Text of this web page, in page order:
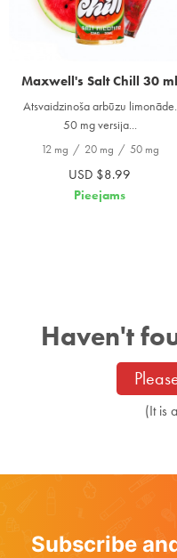
Maxwell's Salt Chill 30 ml
Atsvaidzinoša arbūzu limonāde.
50 mg versija...
12 mg / 20 mg / 50 mg
USD $8.99
Pieejams
Haven't
(It is
Subscribe